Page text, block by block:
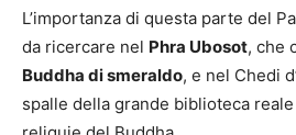
L’importanza di questa parte del
da ricercare nel Phra Ubosot, che
Buddha di smeraldo, e nel Chedi
spalle della grande biblioteca